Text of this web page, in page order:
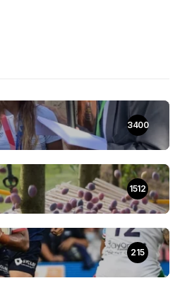
3400
1512
215